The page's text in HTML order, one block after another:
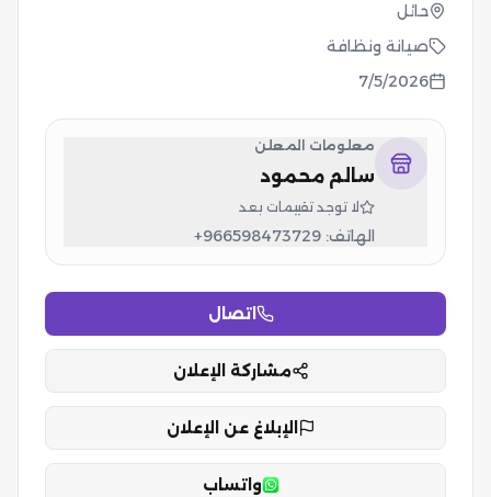
حائل
صيانة ونظافة
7/5/2026
معلومات المعلن
سالم محمود
لا توجد تقييمات بعد
الهاتف: +966598473729
اتصال
مشاركة الإعلان
الإبلاغ عن الإعلان
واتساب